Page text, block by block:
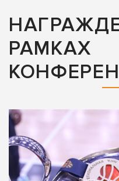
РАМКАХ